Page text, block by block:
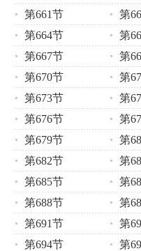
第661节
第
第664节
第
第667节
第
第670节
第
第673节
第
第676节
第
第679节
第
第682节
第
第685节
第
第688节
第
第691节
第
第694节
第